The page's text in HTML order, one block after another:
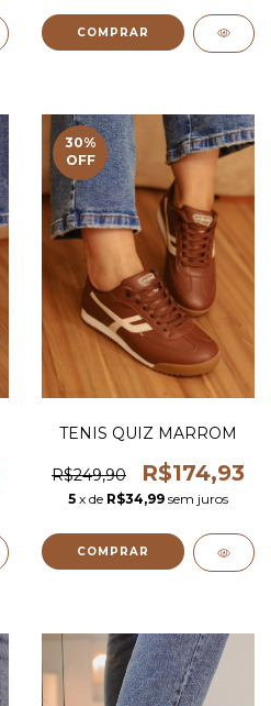
COMPRAR
30%
OFF
TENIS QUIZ MARROM
R$249,90 R$174,93
5 x de R$34,99 sem juros
COMPRAR